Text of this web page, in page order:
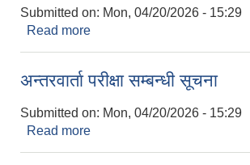
Submitted on: Mon, 04/20/2026 - 15:29
Read more
अन्तरवार्ता परीक्षा सम्बन्धी सूचना
Submitted on: Mon, 04/20/2026 - 15:29
Read more